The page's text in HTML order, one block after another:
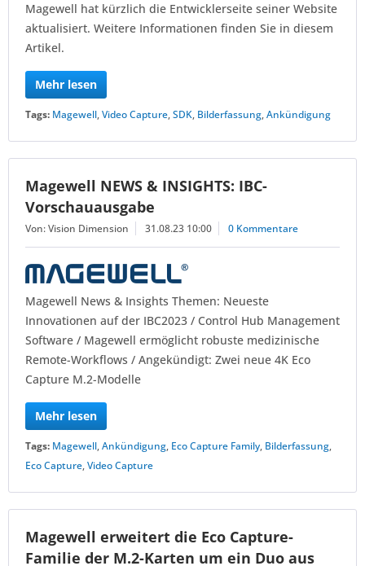
Magewell hat kürzlich die Entwicklerseite seiner Website
aktualisiert. Weitere Informationen finden Sie in diesem
Artikel.
Mehr lesen
Tags: Magewell,Video Capture,SDK, Bilderfassung,Ankündigung
Magewell NEWS & INSIGHTS: IBC-
Vorschauausgabe
Von: Vision Dimension 31.08.23 10:00 0 Kommentare
Magewell News & Insights Themen: Neueste
Innovationen auf der IBC2023 / Control Hub Management
Software / Magewell ermöglicht robuste medizinische
Remote-Workflows / Angekündigt: Zwei neue 4K Eco
Capture M.2-Modelle
Mehr lesen
Tags: Magewell,Ankündigung, Eco Capture Family, Bilderfassung,
Eco Capture,Video Capture
Magewell erweitert die Eco Capture-
Familie der M.2-Karten um ein Duo aus